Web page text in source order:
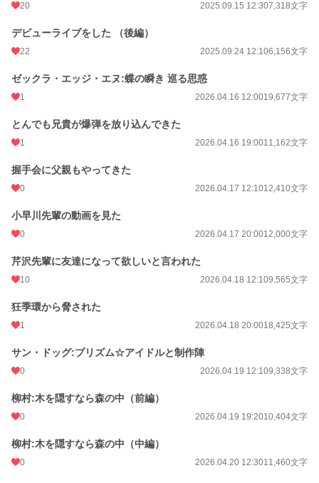
20 2025.09.15 12:307,318文字
デビューライブをした （後編）
22 2025.09.24 12:106,156文字
ゼックラ・エッジ・エヌ:蝶の瞬き 巡る思惑
1 2026.04.16 12:0019,677文字
とんでも兄貴が爆弾を放り込んできた
1 2026.04.16 19:0011,162文字
握手会に父親もやってきた
0 2026.04.17 12:1012,410文字
小早川先輩の動画を見た
0 2026.04.17 20:0012,000文字
芹沢先輩に友達になって欲しいと言われた
10 2026.04.18 12:109,565文字
狂季環から脅された
1 2026.04.18 20:0018,425文字
サン・ドッグ:プリズム☆アイドルと制作陣
0 2026.04.19 12:109,338文字
柳村:木を隠すなら森の中（前編）
0 2026.04.19 19:2010,404文字
柳村:木を隠すなら森の中（中編）
0 2026.04.20 12:3011,460文字